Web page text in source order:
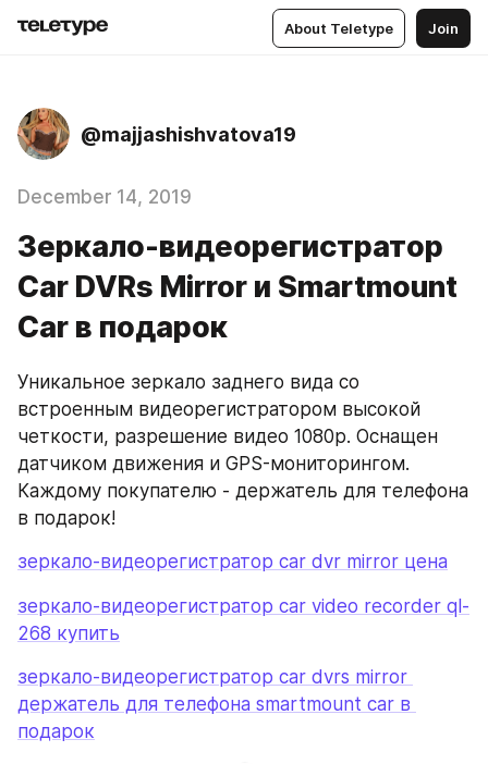
About Teletype Join
@majjashishvatova19
December 14, 2019
Зеркало-видеорегистратор
Car DVRs Mirror и Smartmount
Car в подарок
Уникальное зеркало заднего вида со
встроенным видеорегистратором высокой
четкости, разрешение видео 1080р. Оснащен
датчиком движения и GPS-мониторингом.
Каждому покупателю - держатель для телефона
в подарок!
зеркало-видеорегистратор car dvr mirror цена
зеркало-видеорегистратор car video recorder ql-
268 купить
зеркало-видеорегистратор car dvrs mirror
держатель для телефона smartmount car в
подарок